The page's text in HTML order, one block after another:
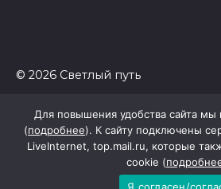
© 2026 Светлый путь
Для повышения удобства сайта мы
(подробнее). К сайту подключены
LiveInternet, top.mail.ru, которые
cookie (
Я согласен/